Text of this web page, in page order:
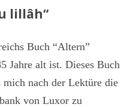
lillâh“
Buch “Altern”
Jahre alt ist. Dieses Buch
mich nach der Lektüre die
von Luxor zu